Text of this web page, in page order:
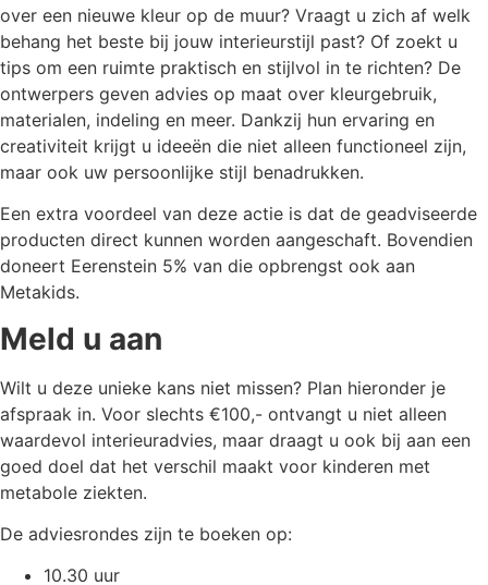
over een nieuwe kleur op de muur? Vraagt u zich af welk
behang het beste bij jouw interieurstijl past? Of zoekt u
tips om een ruimte praktisch en stijlvol in te richten? De
ontwerpers geven advies op maat over kleurgebruik,
materialen, indeling en meer. Dankzij hun ervaring en
creativiteit krijgt u ideeën die niet alleen functioneel zijn,
maar ook uw persoonlijke stijl benadrukken.
Een extra voordeel van deze actie is dat de geadviseerde
producten direct kunnen worden aangeschaft. Bovendien
doneert Eerenstein 5% van die opbrengst ook aan
Metakids.
Meld u aan
Wilt u deze unieke kans niet missen? Plan hieronder je
afspraak in. Voor slechts €100,- ontvangt u niet alleen
waardevol interieuradvies, maar draagt u ook bij aan een
goed doel dat het verschil maakt voor kinderen met
metabole ziekten.
De adviesrondes zijn te boeken op:
10.30 uur